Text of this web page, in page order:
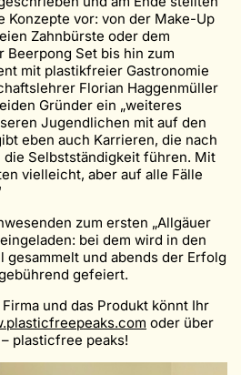
Konzepte vor: von der Make-Up
Zahnbürste oder dem
Set bis hin zum
mit plastikfreier Gastronomie
Florian Haggenmüller
Gründer ein „weiteres
Jugendlichen mit auf den
eben auch Karrieren, die nach
Selbstständigkeit führen. Mit
vielleicht, aber auf alle Fälle
zum ersten „Allgäuer
bei dem wird in den
gesammelt und abends der Erfolg
gefeiert.
und das Produkt könnt Ihr
oder über
plasticfree peaks!